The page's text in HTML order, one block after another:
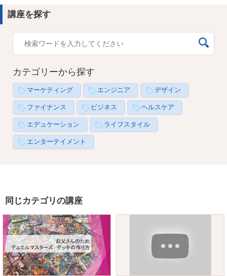
講座を探す
カテゴリーから探す
マーケティング エンジニア デザイン
ファイナンス ビジネス ヘルスケア
エデュケーション ライフスタイル
エンターテイメント
同じカテゴリの講座